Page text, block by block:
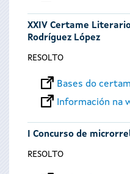
XXIV Certame
Rodríguez López
RESOLTO
Bases do
Información na
I Concurso de
RESOLTO